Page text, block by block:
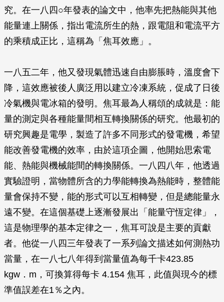
究。在一八四○年發表的論文中，他率先把熱能與其他
能量連上關係，指出電流所生的熱，跟電阻和電流平方
的乘積成正比，這稱為「焦耳效應」。
一八五二年，他又發現氣體迅速自由膨脹時，溫度會下
降，這效應被後人廣泛用以建立冷凍系統，促成了日後
冷氣機與電冰箱的發明。焦耳最為人稱頌的成就是：能
量的測定與各種能量間相互轉換關係的研究。他最初的
研究興趣是電學，製造了許多不同形式的發電機，希望
能改善發電機的效率，由於這項企圖，他開始思索電
能、熱能與機械能間的轉換關係。一八四八年，他透過
實驗證明，當物體所含的力學能轉換為熱能時，整體能
量會保持不變，能的形式可以互相轉變，但是總能量永
遠不變。在這個基礎上逐漸發展出「能量守恆定律」，
這是物理學的基本定律之一，焦耳可說是主要的貢獻
者。他從一八四三年發表了一系列論文描述如何測熱功
當量，在一八七八年得到當量值為每千卡423.85
kgw．m，可換算得每卡 4.154 焦耳，此值與現今的標
準值誤差在1％之內。